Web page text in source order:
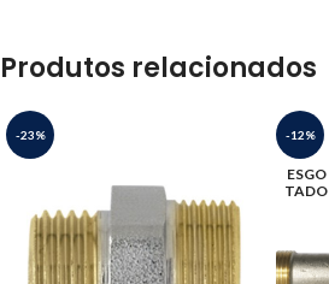
Produtos relacionados
-23% -12%
ESGO
TADO